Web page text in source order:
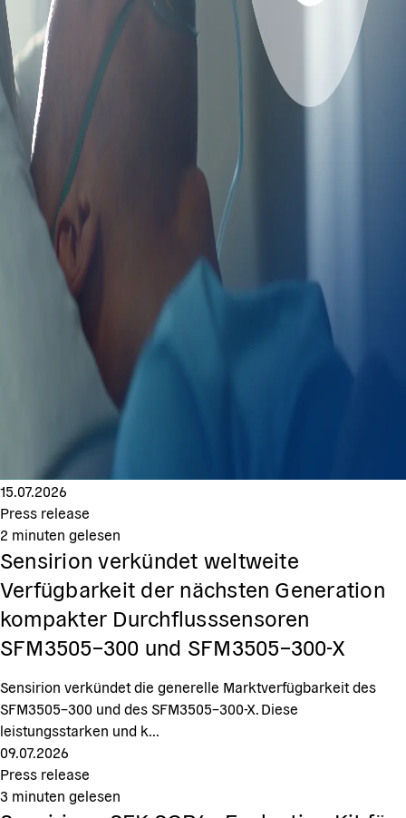
15.07.2026
Press release
2 minuten gelesen
Sensirion verkündet weltweite
Verfügbarkeit der nächsten Generation
kompakter Durchflusssensoren
SFM3505–300 und SFM3505–300-X
Sensirion verkündet die generelle Marktverfügbarkeit des
SFM3505–300 und des SFM3505–300-X. Diese
leistungsstarken und k...
09.07.2026
Press release
3 minuten gelesen